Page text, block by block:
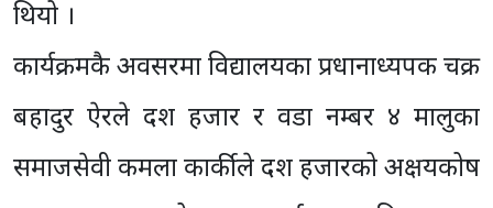
थियो ।
कार्यक्रमकै अवसरमा विद्यालयका प्रधानाध्यपक चक्र
बहादुर ऐरले दश हजार र वडा नम्बर ४ मालुका
समाजसेवी कमला कार्कीले दश हजारको अक्षयकोष